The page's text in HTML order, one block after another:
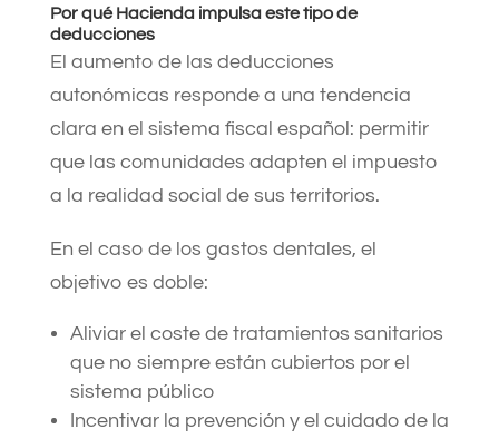
Por qué Hacienda impulsa este tipo de
deducciones
El aumento de las deducciones
autonómicas responde a una tendencia
clara en el sistema fiscal español: permitir
que las comunidades adapten el impuesto
a la realidad social de sus territorios.
En el caso de los gastos dentales, el
objetivo es doble:
Aliviar el coste de tratamientos sanitarios
que no siempre están cubiertos por el
sistema público
Incentivar la prevención y el cuidado de la